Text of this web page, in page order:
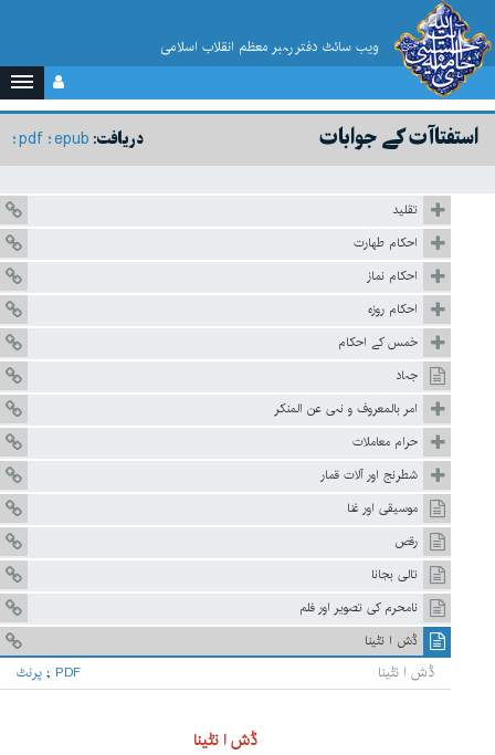
ویب سائٹ دفتر رہبر معظم انقلاب اسلامی
دریافت: epub
pdf استفتاآت کے جوابات
تقلید
احکام طهارت
احکام نماز
احکام روزہ
خمس کے احکام
جہاد
امر بالمعروف و نہی عن المنکر
حرام معاملات
شطرنج اور آلات قمار
موسیقی اور غنا
رقص
تالی بجانا
نامحرم کی تصویر اور فلم
ڈش ا نٹینا
ڈش ا نٹینا پرنٹ ;PDF
ڈش ا نٹینا